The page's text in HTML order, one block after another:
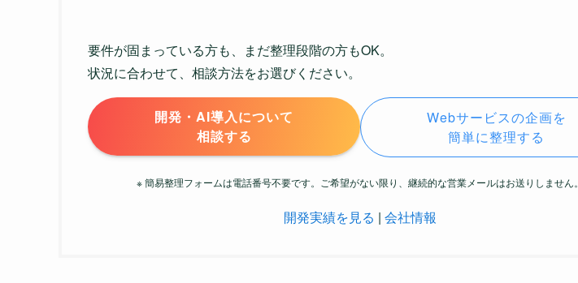
要件が固まっている方も、まだ整理段階の方もOK。
状況に合わせて、相談方法をお選びください。
開発・AI導入について
相談する
Webサービスの企画を
簡単に整理する
※ 簡易整理フォームは電話番号不要です。ご希望がない限り、継続的な営業メールはお送りしません。
開発実績を見る | 会社情報